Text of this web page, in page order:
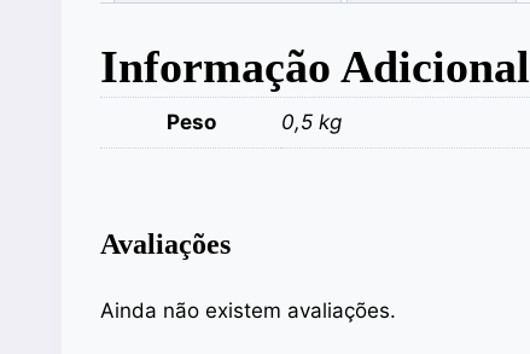
Informação Adicional
Peso 0,5 kg
Avaliações
Ainda não existem avaliações.